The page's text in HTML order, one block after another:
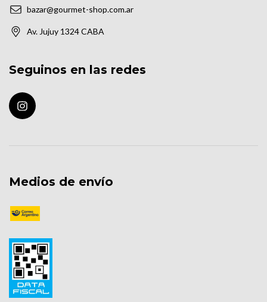
bazar@gourmet-shop.com.ar
Av. Jujuy 1324 CABA
Seguinos en las redes
Medios de envío